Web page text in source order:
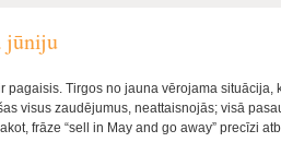
jūniju
Tirgos no jauna vērojama situācija,
visus zaudējumus, neattaisnojās; visā
frāze “sell in May and go away” precīzi